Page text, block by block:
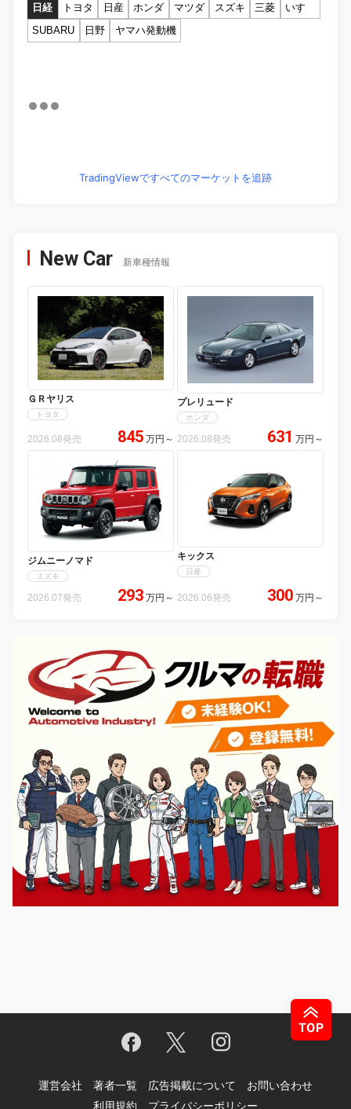
日経 トヨタ 日産 ホンダ マツダ スズキ 三菱
いすゞ
SUBARU
日野 ヤマハ発動機
TradingViewですべてのマーケットを追跡
New Car 新車種情報
ＧＲヤリス
トヨタ
2026.08発売 845 万円 ～
プレリュード
ホンダ
2026.08発売 631 万円 ～
ジムニーノマド
スズキ
2026.07発売 293 万円 ～
キックス
日産
2026.06発売 300 万円 ～
運営会社 著者一覧 広告掲載について
お問い合わせ
利用規約
プライバシーポリシー